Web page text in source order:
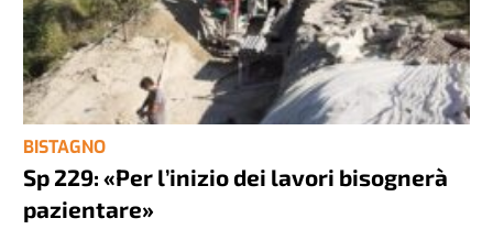
BISTAGNO
Sp 229: «Per l’inizio dei lavori bisognerà
pazientare»